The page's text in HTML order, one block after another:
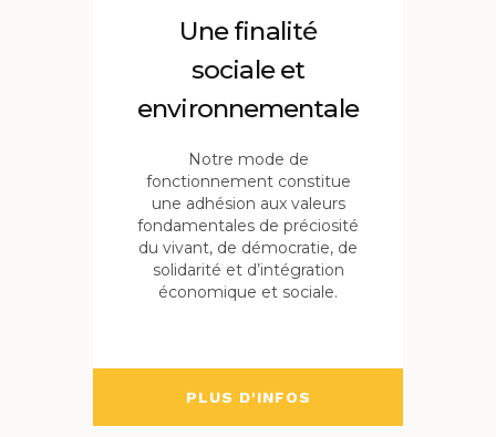
Une finalité
sociale et
environnementale
Notre mode de
fonctionnement constitue
une adhésion aux valeurs
fondamentales de préciosité
du vivant, de démocratie, de
solidarité et d’intégration
économique et sociale.
PLUS D'INFOS